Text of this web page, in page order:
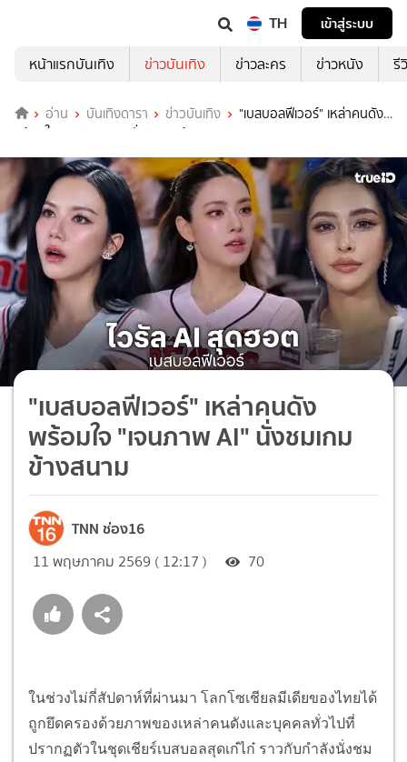
TH
เข้าสู่ระบบ
หน้าแรกบันเทิง
ข่าวบันเทิง ข่าวละคร ข่าวหนัง รี
อ่าน บันเทิงดารา ข่าวบันเทิง
"เบสบอลฟีเวอร์" เหล่าคนดัง
พร้อมใจ "เจนภาพ AI" นั่งชมเกมข้างสนาม
"เบสบอลฟีเวอร์" เหล่าคนดัง
พร้อมใจ "เจนภาพ AI" นั่งชมเกม
ข้างสนาม
TNN ช่อง16
11 พฤษภาคม 2569 ( 12:17 ) 70
ในช่วงไม่กี่สัปดาห์ที่ผ่านมา โลกโซเชียลมีเดียของไทยได้
ถูกยึดครองด้วยภาพของเหล่าคนดังและบุคคลทั่วไปที่
ปรากฏตัวในชุดเชียร์เบสบอลสุดเก๋ไก๋ ราวกับกำลังนั่งชม